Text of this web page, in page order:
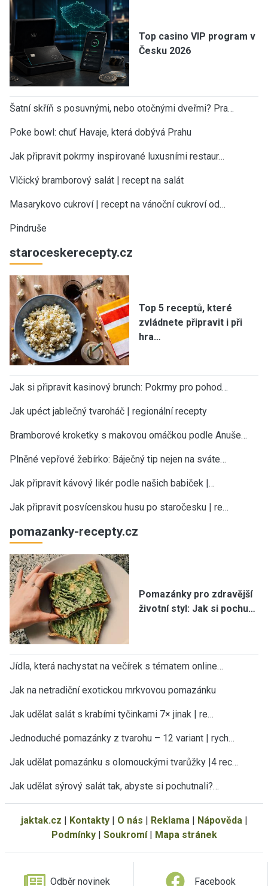
Top casino VIP program v
Česku 2026
Šatní skříň s posuvnými, nebo otočnými dveřmi? Pra…
Poke bowl: chuť Havaje, která dobývá Prahu
Jak připravit pokrmy inspirované luxusními restaur…
Vlčický bramborový salát | recept na salát
Masarykovo cukroví | recept na vánoční cukroví od…
Pindruše
staroceskerecepty.cz
Top 5 receptů, které
zvládnete připravit i při
hra…
Jak si připravit kasinový brunch: Pokrmy pro pohod…
Jak upéct jablečný tvaroháč | regionální recepty
Bramborové kroketky s makovou omáčkou podle Anuše…
Plněné vepřové žebírko: Báječný tip nejen na sváte…
Jak připravit kávový likér podle našich babiček |…
Jak připravit posvícenskou husu po staročesku | re…
pomazanky-recepty.cz
Pomazánky pro zdravější
životní styl: Jak si pochu…
Jídla, která nachystat na večírek s tématem online…
Jak na netradiční exotickou mrkvovou pomazánku
Jak udělat salát s krabími tyčinkami 7× jinak | re…
Jednoduché pomazánky z tvarohu – 12 variant | rych…
Jak udělat pomazánku s olomouckými tvarůžky |4 rec…
Jak udělat sýrový salát tak, abyste si pochutnali?…
jaktak.cz | Kontakty| O nás | Reklama | Nápověda |
Podmínky| Soukromí| Mapa stránek
Odběr novinek Facebook